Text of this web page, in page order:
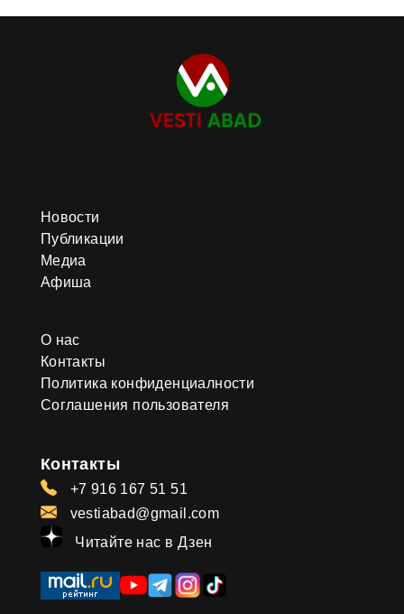
Новости
Публикации
Медиа
Афиша
О нас
Контакты
Политика конфиденциалности
Соглашения пользователя
Контакты
+7 916 167 51 51
vestiabad@gmail.com
Читайте нас в Дзен